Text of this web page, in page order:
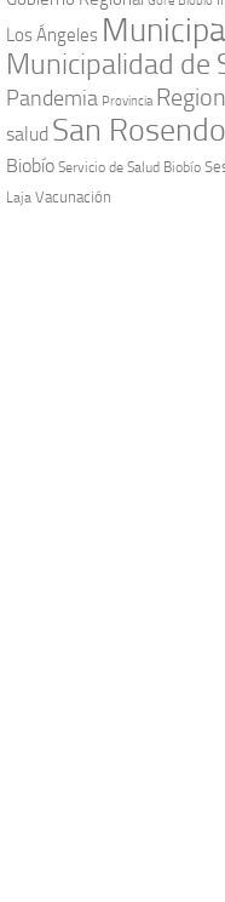
Los Ángeles
Municipalidad de
Pandemia Provincia
salud San Rosendo
Biobío Servicio de Salud Biobío
Laja Vacunación